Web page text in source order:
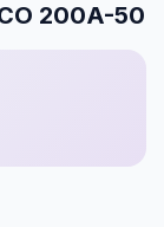
200A-50